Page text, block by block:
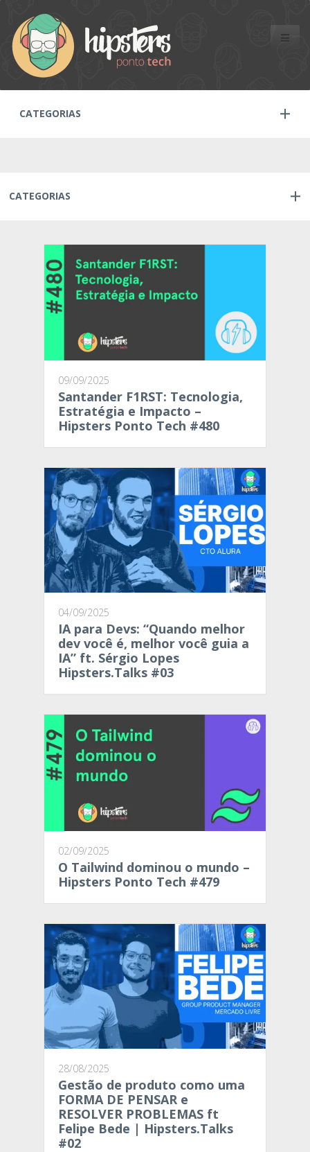
Toggle
CATEGORIAS
CATEGORIAS
09/09/2025
Santander F1RST: Tecnologia,
Estratégia e Impacto –
Hipsters Ponto Tech #480
04/09/2025
IA para Devs: “Quando melhor
dev você é, melhor você guia a
IA” ft. Sérgio Lopes
Hipsters.Talks #03
02/09/2025
O Tailwind dominou o mundo –
Hipsters Ponto Tech #479
28/08/2025
Gestão de produto como uma
FORMA DE PENSAR e
RESOLVER PROBLEMAS ft
Felipe Bede | Hipsters.Talks
#02